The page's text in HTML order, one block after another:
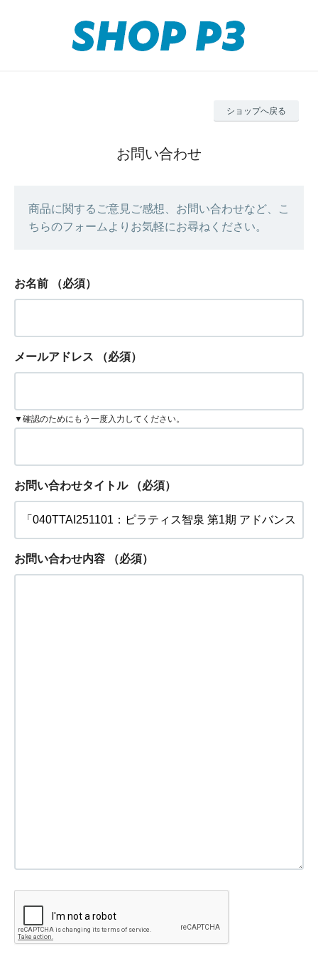
ショップへ戻る
お問い合わせ
商品に関するご意見ご感想、お問い合わせなど、こ
ちらのフォームよりお気軽にお尋ねください。
お名前 （必須）
メールアドレス （必須）
▼確認のためにもう一度入力してください。
お問い合わせタイトル （必須）
お問い合わせ内容 （必須）